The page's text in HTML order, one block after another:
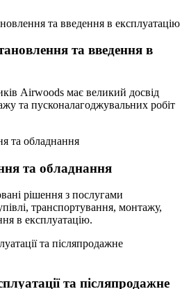
та введення в
Airwoods має великий досвід
та пусконалагоджувальних робіт
та обладнання
рішення з послугами
транспортування, монтажу,
в експлуатацію.
та післяпродажне